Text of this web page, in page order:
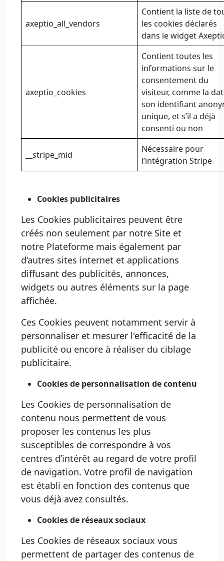
axeptio_all_vendors
Contient la liste de
les cookies déclarés
dans le widget
axeptio_cookies
Contient toutes les
informations sur le
consentement du
visiteur, comme la
son identifiant
unique, et s’il a déjà
consenti ou non
__stripe_mid
Nécessaire pour
l’intégration Stripe
Cookies publicitaires
Les Cookies publicitaires peuvent être
créés non seulement par notre Site et
notre Plateforme mais également par
d’autres sites internet et applications
diffusant des publicités, annonces,
widgets ou autres éléments sur la page
affichée.
Ces Cookies peuvent notamment servir à
personnaliser et mesurer l'efficacité de la
publicité ou encore à réaliser du ciblage
publicitaire.
Cookies de personnalisation de contenu
Les Cookies de personnalisation de
contenu nous permettent de vous
proposer les contenus les plus
susceptibles de correspondre à vos
centres d’intérêt au regard de votre profil
de navigation. Votre profil de navigation
est établi en fonction des contenus que
vous déjà avez consultés.
Cookies de réseaux sociaux
Les Cookies de réseaux sociaux vous
permettent de partager des contenus de